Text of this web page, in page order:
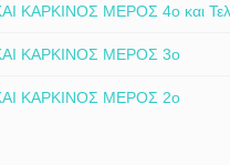
ΚΑΡΚΙΝΟΣ ΜΕΡΟΣ 4ο και
ΚΑΡΚΙΝΟΣ ΜΕΡΟΣ 3ο
ΚΑΡΚΙΝΟΣ ΜΕΡΟΣ 2ο